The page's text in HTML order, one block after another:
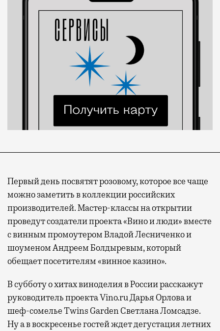
Первый день посвятят розовому, которое все чаще
можно заметить в коллекции российских
производителей.Мастер-классы на открытии
проведут создатели проекта«Вино и люди» вместе
с винным промоутеромВладой Лесниченкои
шоуменомАндреем Болдыревым, который
обещает посетителям «винное казино».
В субботу о хитах виноделия в России расскажут
руководитель проекта Vino.ru Дарья Орлова и
шеф-сомелье Twins Garden Светлана Ломсадзе.
Ну а в воскресенье гостей ждет дегустация летних